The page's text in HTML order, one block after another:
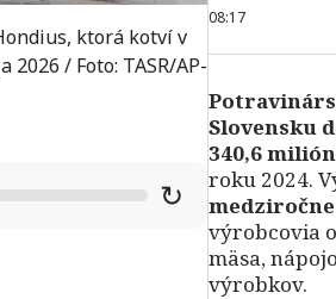
ktorá kotví v
/ Foto: TASR/AP-
↻
08:17
Slovensku
340,6
roku 2024.
výrobcovia
mäsa,
výrobkov.